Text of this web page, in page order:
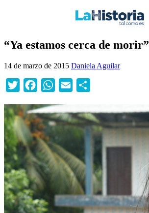
“Ya estamos cerca de morir”
14 de marzo de 2015 Daniela Aguilar
Twitter FacebookWhatsApp
Email